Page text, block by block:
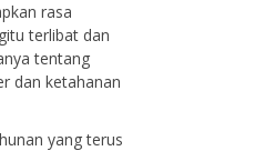
rasa
terlibat dan
tentang
dan ketahanan
yang terus